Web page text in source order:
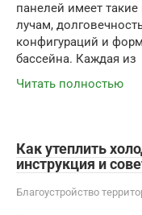
панелей имеет
лучам,
конфигураций и
бассейна. Каждая из
Читать полностью
Как утеплить
инструкция и
Благоустройство